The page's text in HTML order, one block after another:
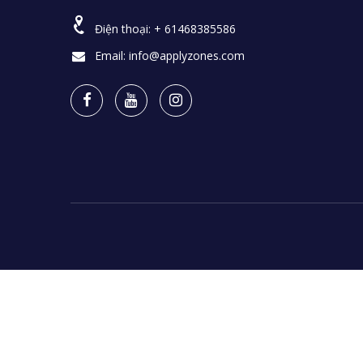
Điện thoại: + 61468385586
Email: info@applyzones.com